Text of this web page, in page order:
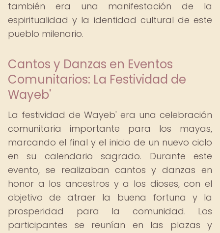
también era una manifestación de la
espiritualidad y la identidad cultural de este
pueblo milenario.
Cantos y Danzas en Eventos
Comunitarios: La Festividad de
Wayeb'
La festividad de Wayeb' era una celebración
comunitaria importante para los mayas,
marcando el final y el inicio de un nuevo ciclo
en su calendario sagrado. Durante este
evento, se realizaban cantos y danzas en
honor a los ancestros y a los dioses, con el
objetivo de atraer la buena fortuna y la
prosperidad para la comunidad. Los
participantes se reunían en las plazas y